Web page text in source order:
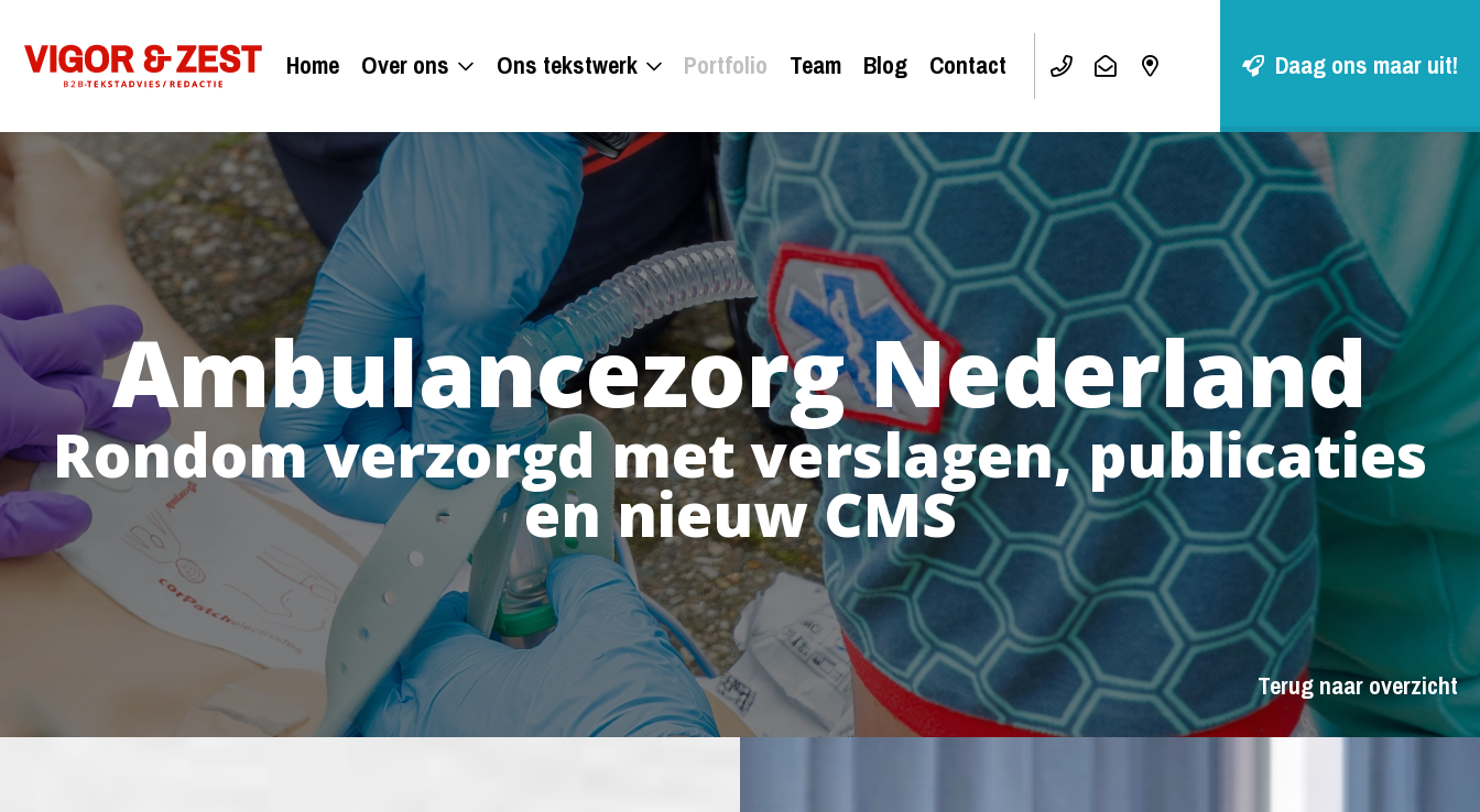
Daag ons maar uit!
Home Over ons Ons tekstwerk Portfolio Team Blog Contact
Ambulancezorg Nederland
Rondom verzorgd met verslagen, publicaties
en nieuw CMS
Terug naar overzicht